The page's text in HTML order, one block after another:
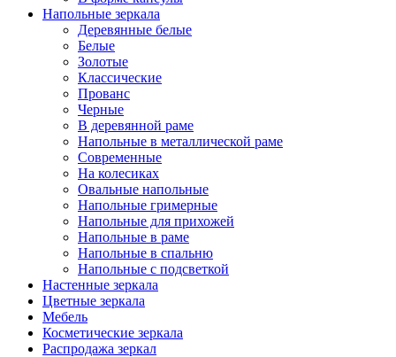
Напольные зеркала
Деревянные белые
Белые
Золотые
Классические
Прованс
Черные
В деревянной раме
Напольные в металлической раме
Современные
На колесиках
Овальные напольные
Напольные гримерные
Напольные для прихожей
Напольные в раме
Напольные в спальню
Напольные с подсветкой
Настенные зеркала
Цветные зеркала
Мебель
Косметические зеркала
Распродажа зеркал